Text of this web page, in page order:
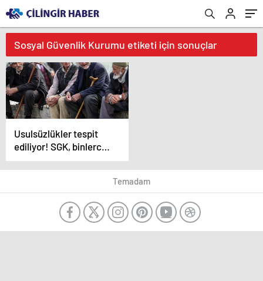
Sosyal Güvenlik Kurumu etiketi için sonuçlar
Usulsüzlükler tespit
ediliyor! SGK, binlerce
emekliye maaş
kesintisi bildirimi
Temadam